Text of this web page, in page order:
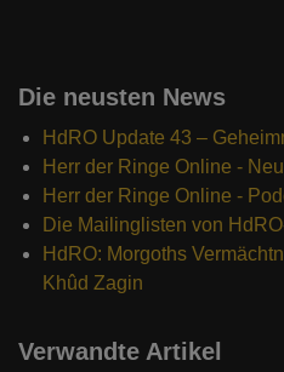
Die neusten News
HdRO Update 43 –
Herr der Ringe Online -
Herr der Ringe Online -
Die Mailinglisten von
HdRO: Morgoths
Khûd Zagin
Verwandte Artikel